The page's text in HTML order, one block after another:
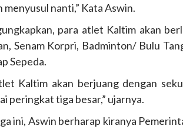
menyusul nanti,” Kata Aswin.
para atlet Kaltim akan
Senam Korpri, Badminton/ Bulu
Sepeda.
Kaltim akan berjuang dengan
peringkat tiga besar,” ujarnya.
ini, Aswin berharap kiranya